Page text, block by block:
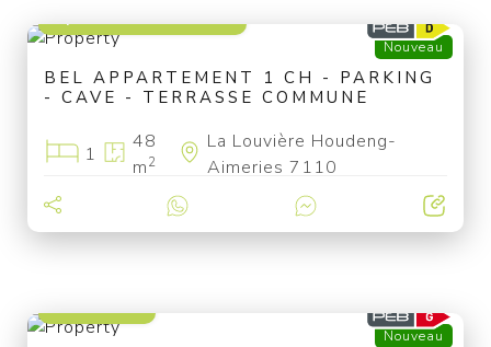
Nouveau
BEL APPARTEMENT 1 CH - PARKING
- CAVE - TERRASSE COMMUNE
1
48
m2
La Louvière Houdeng-
Aimeries 7110
Nouveau